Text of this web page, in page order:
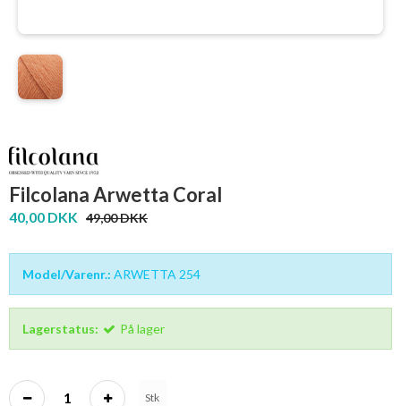
Filcolana Arwetta Coral
40,00 DKK 49,00 DKK
Model/Varenr.: ARWETTA 254
Lagerstatus: På lager
Stk